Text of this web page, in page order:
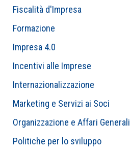
Fiscalità d'Impresa
Formazione
Impresa 4.0
Incentivi alle Imprese
Internazionalizzazione
Marketing e Servizi ai Soci
Organizzazione e Affari Generali
Politiche per lo sviluppo